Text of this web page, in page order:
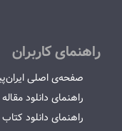
راهنمای کاربران
صفحه‌ی اصلی
راهنمای دانلود مقاله
راهنمای دانلود کتاب